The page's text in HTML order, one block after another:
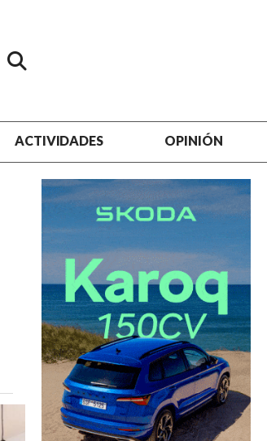
ACTIVIDADES OPINIÓN